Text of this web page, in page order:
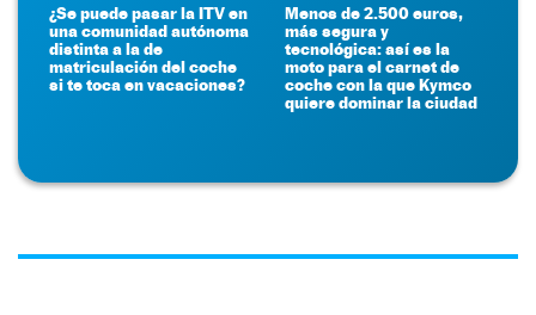
¿Se puede pasar la ITV en
una comunidad autónoma
distinta a la de
matriculación del coche
si te toca en vacaciones?
Menos de 2.500 euros,
más segura y
tecnológica: así es la
moto para el carnet de
coche con la que Kymco
quiere dominar la ciudad